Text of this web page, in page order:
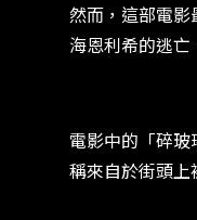
然而，這部電
海恩利希的逃
電影中的「碎
稱來自於街頭上